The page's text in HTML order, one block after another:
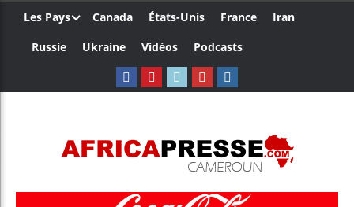
Les Pays Canada États-Unis France
Iran
Russie
Ukraine Vidéos Podcasts